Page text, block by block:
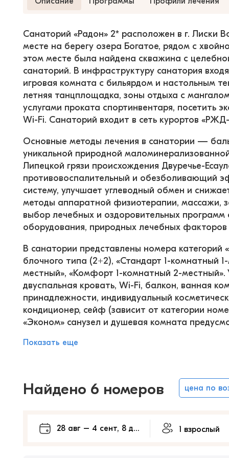
Санаторий «Радон» 2* расположен в г. Лиски
месте на берегу озера Богатое, рядом с
этом месте была найдена скважина с
санаторий. В инфраструктуру санатория
игровая комната с бильярдом и настольным
летняя танцплощадка, зоны отдыха с
услугами проката спортинвентаря, посетить
Wi-Fi. Санаторий входит в сеть курортов
Основные методы лечения в санатории —
уникальной природной
Липецкой грязи происхождения Двуречье-
противовоспалительный и обезболивающий
систему, улучшает углеводный обмен и
методы аппаратной физиотерапии, массажи,
выбор лечебных и оздоровительных
оборудования, природных лечебных
В санатории представлены номера категорий
блочного типа (2+2), «Стандарт 1-комнатный
местный», «Комфорт 1-комнатный 2-
двуспальная кровать, Wi-Fi, балкон, ванная
принадлежности, индивидуальный
кондиционер, сейф (зависит от категории
«Эконом» санузел и душевая комната
Показать еще
Найдено 6 номеров цена по